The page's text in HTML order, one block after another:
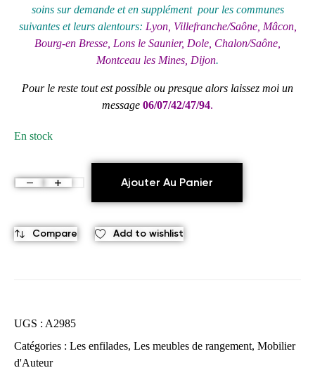
soins sur demande et en supplément pour les communes
suivantes et leurs alentours: Lyon, Villefranche/Saône, Mâcon,
Bourg-en Bresse, Lons le Saunier, Dole, Chalon/Saône,
Montceau les Mines, Dijon.
Pour le reste tout est possible ou presque alors laissez moi un
message 06/07/42/47/94.
En stock
Ajouter Au Panier
Compare Add to wishlist
UGS : A2985
Catégories : Les enfilades, Les meubles de rangement, Mobilier
d'Auteur